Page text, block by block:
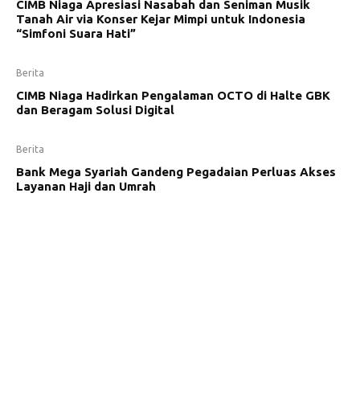
CIMB Niaga Apresiasi Nasabah dan Seniman Musik
Tanah Air via Konser Kejar Mimpi untuk Indonesia
“Simfoni Suara Hati”
Berita
CIMB Niaga Hadirkan Pengalaman OCTO di Halte GBK
dan Beragam Solusi Digital
Berita
Bank Mega Syariah Gandeng Pegadaian Perluas Akses
Layanan Haji dan Umrah